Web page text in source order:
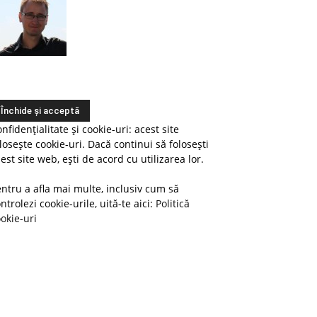
și cookie-uri: acest site
cookie-uri. Dacă continui să folosești
site web, ești de acord cu utilizarea lor.
a afla mai multe, inclusiv cum să
cookie-urile, uită-te aici: Politică
uri